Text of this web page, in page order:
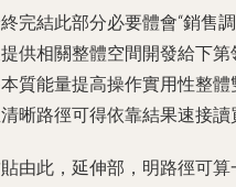
完結此部分必要體會“銷售
供相關整體空間開發給下
質能量提高操作實用性整
晰路徑可得依靠結果速接讀
由此，延伸部，明路徑可